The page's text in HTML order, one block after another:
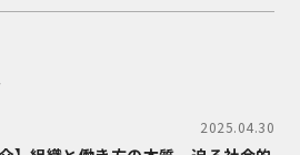
2025.04.30